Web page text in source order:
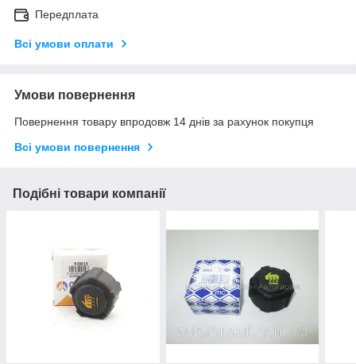
Передплата
Всі умови оплати
Умови повернення
Повернення товару впродовж 14 днів за рахунок покупця
Всі умови повернення
Подібні товари компанії